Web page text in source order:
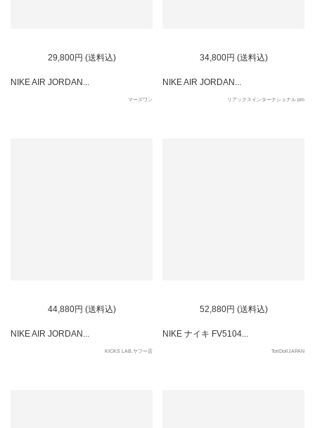
29,800円 (送料込)
NIKE AIR JORDAN...
マーズワン
34,800円 (送料込)
NIKE AIR JORDAN...
リアックスインターナショナル pro
44,880円 (送料込)
NIKE AIR JORDAN...
KICKS LAB.ヤフー店
52,880円 (送料込)
NIKE ナイキ FV5104...
ToriDollJAPAN